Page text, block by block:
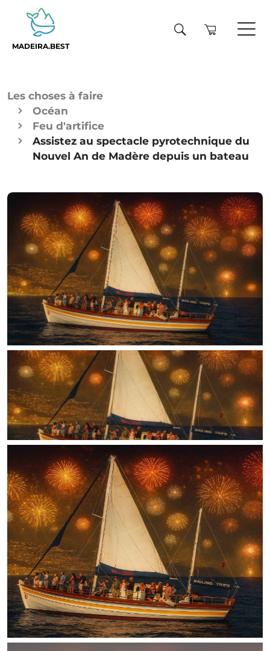
MADEIRA.BEST
Les choses à faire
Océan
Feu d'artifice
Assistez au spectacle pyrotechnique du
Nouvel An de Madère depuis un bateau